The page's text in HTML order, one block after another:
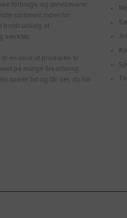
forbrugs- og servicevarer
sortiment inden for
bredt udvalg af
værktøj.
en serie af produkter til
på mange års erfaring.
sparer tid og får det, du har